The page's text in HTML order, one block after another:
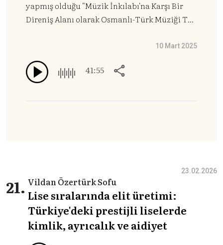
yapmış olduğu "Müzik İnkılabı'na Karşı Bir
Direniş Alanı olarak Osmanlı-Türk Müziği Taş
41:55
10 Mart 2025
21. Vildan Özertürk Sofu
Lise sıralarında elit üretimi:
Türkiye'deki prestijli liselerde
kimlik, ayrıcalık ve aidiyet
23.02.2026